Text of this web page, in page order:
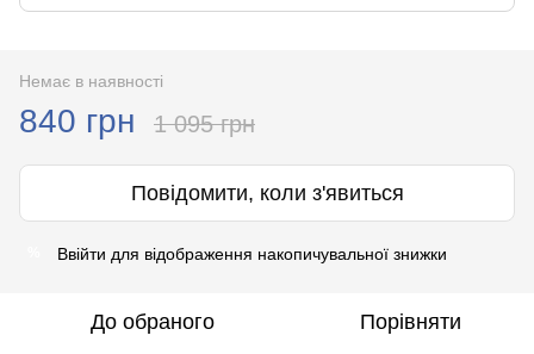
Немає в наявності
840 грн 1 095 грн
Повідомити, коли з'явиться
Ввійти для відображення накопичувальної знижки
До обраного Порівняти